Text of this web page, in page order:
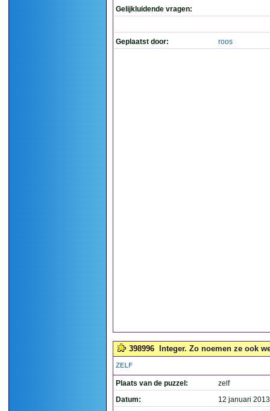
Gelijkluidende vragen:
Geplaatst door: roos
398996 Integer. Zo noemen ze ook
ZELF
Plaats van de puzzel:
zelf
Datum:
12 januari